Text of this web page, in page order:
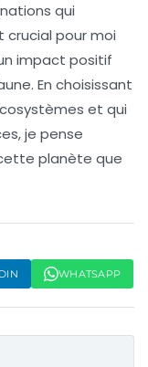
qui
crucial pour moi
impact positif
En choisissant
et qui
je pense
planète que
WHATSAPP